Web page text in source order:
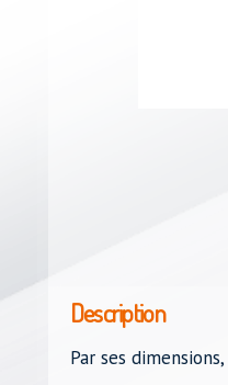
Description
Par ses dimensions,